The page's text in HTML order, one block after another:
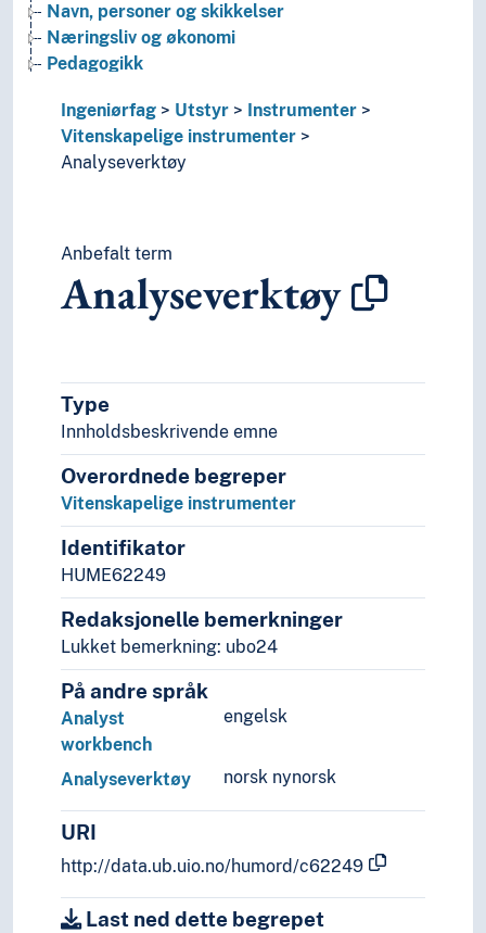
Navn, personer og skikkelser
Næringsliv og økonomi
Pedagogikk
Realfag
Religionsvitenskap
Rettsvitenskap
Tid i enheter, stadier og perioder
Ingeniørfag Utstyr
Instrumenter
Vitenskapelige instrumenter
Analyseverktøy
Anbefalt term
Analyseverktøy
Type
Innholdsbeskrivende emne
Overordnede begreper
Vitenskapelige instrumenter
Identifikator
HUME62249
Redaksjonelle bemerkninger
Lukket bemerkning: ubo24
På andre språk
engelsk
Analyst
workbench
norsk nynorsk
Analyseverktøy
URI
http://data.ub.uio.no/humord/c62249
Last ned dette begrepet